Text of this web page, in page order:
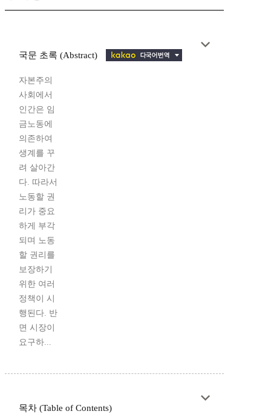
국문 초록 (Abstract)
자본주의
사회에서
인간은 임
금노동에
의존하여
생계를 꾸
려 살아간
다. 따라서
노동할 권
리가 중요
하게 부각
되며 노동
할 권리를
보장하기
위한 여러
정책이 시
행된다. 반
면 시장이
요구하...
목차 (Table of Contents)